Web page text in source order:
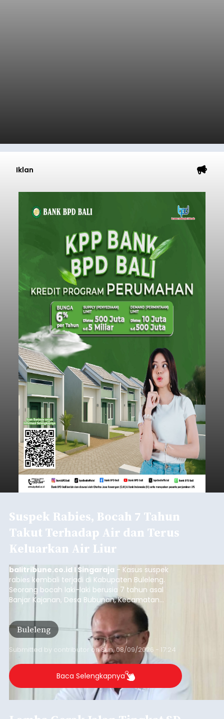
Iklan
Suspek Rabies, Bocah 7 Tahun
Takut Terhadap Air dan Terus
Keluarkan Air Liur
balitribune.co.id I Singaraja - Kasus suspek
rabies kembali terjadi di Kabupaten Buleleng.
Seorang bocah laki-laki berusia 7 tahun asal
Banjar Kajanan, Desa Bubunan, Kecamatan
Seririt, dilaporkan mengalami gejala khas rabies
setelah sebelumnya digigit anjing pada awal Juni
2026.
Buleleng
Submitted by contributor onSun, 08/09/2026 - 17:24
Baca Selengkapnya